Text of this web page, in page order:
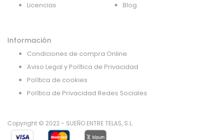
Licencias
Blog
Información
Condiciones de compra Online
Aviso Legal y Política de Privacidad
Política de cookies
Política de Privacidad Redes Sociales
Copyright © 2022 - SUEÑO ENTRE TELAS, S.L.